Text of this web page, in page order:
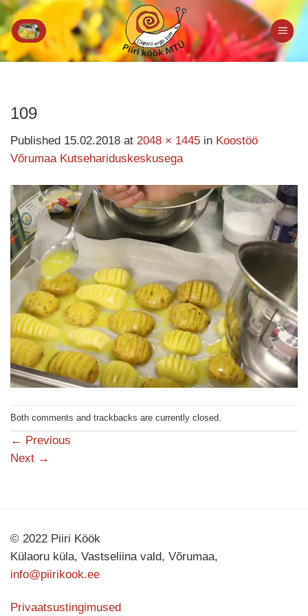
Skip
to
content
109
Published 15.02.2018 at 2048 × 1445 in Koostöö
Võrumaa Kutsehariduskeskusega
Both comments and trackbacks are currently closed.
← Previous
Next →
© 2022 Piiri Köök
Külaoru küla, Vastseliina vald, Võrumaa,
info@piirikook.ee
Privaatsustingimused